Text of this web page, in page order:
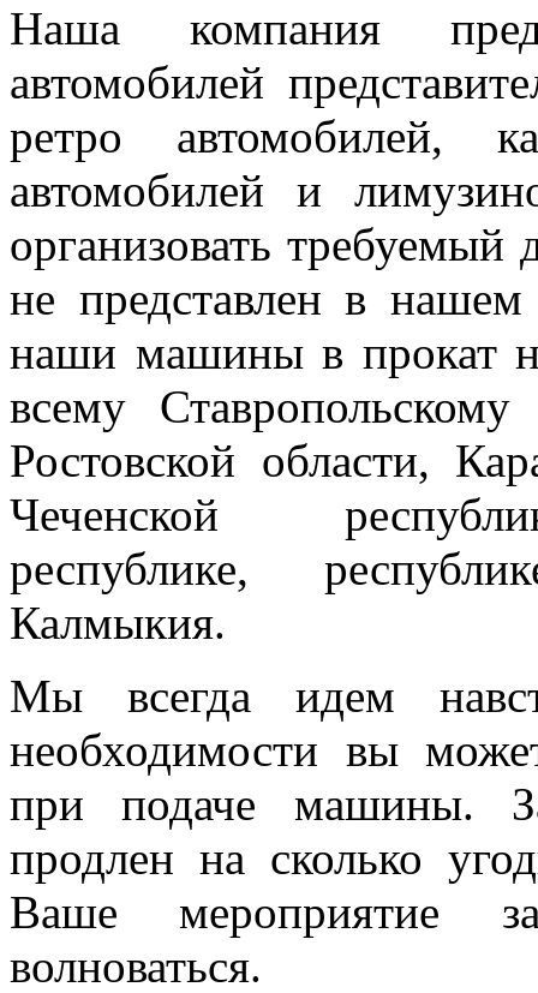
Наша компания
автомобилей
ретро автомобилей,
автомобилей и
организовать требуемый
не представлен в
наши машины в прокат
всему
Ростовской области,
Чеченской
республике,
Калмыкия.
Мы всегда идем
необходимости вы
при подаче машины.
продлен на сколько
Ваше мероприятие
волноваться.